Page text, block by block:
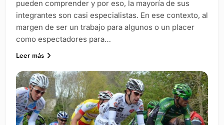
pueden comprender y por eso, la mayoría de sus
integrantes son casi especialistas. En ese contexto, al
margen de ser un trabajo para algunos o un placer
como espectadores para…
Leer más